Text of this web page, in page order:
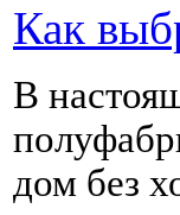
Как
В
дом без